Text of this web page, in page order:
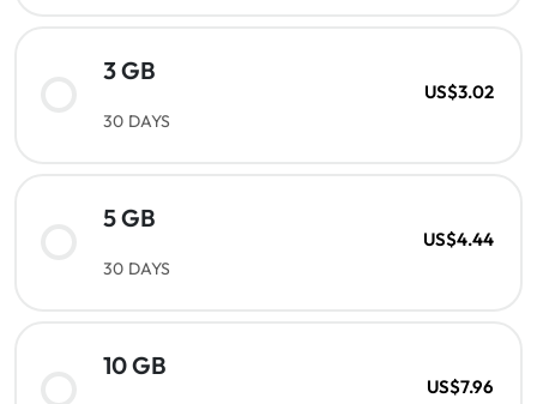
3 GB
30 DAYS
US$3.02
5 GB
30 DAYS
US$4.44
10 GB
US$7.96